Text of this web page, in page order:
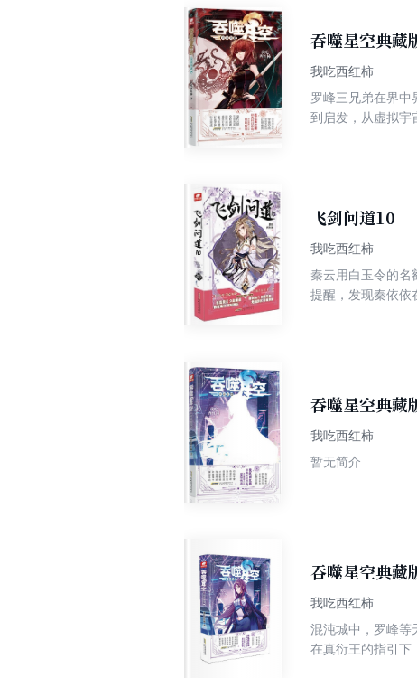
吞噬星空典藏
我吃西红柿
罗峰三兄弟在界
到启发，从虚拟宇
飞剑问道10
我吃西红柿
秦云用白玉令的名
提醒，发现秦依依
吞噬星空典藏
我吃西红柿
暂无简介
吞噬星空典藏
我吃西红柿
混沌城中，罗峰等
在真衍王的指引下